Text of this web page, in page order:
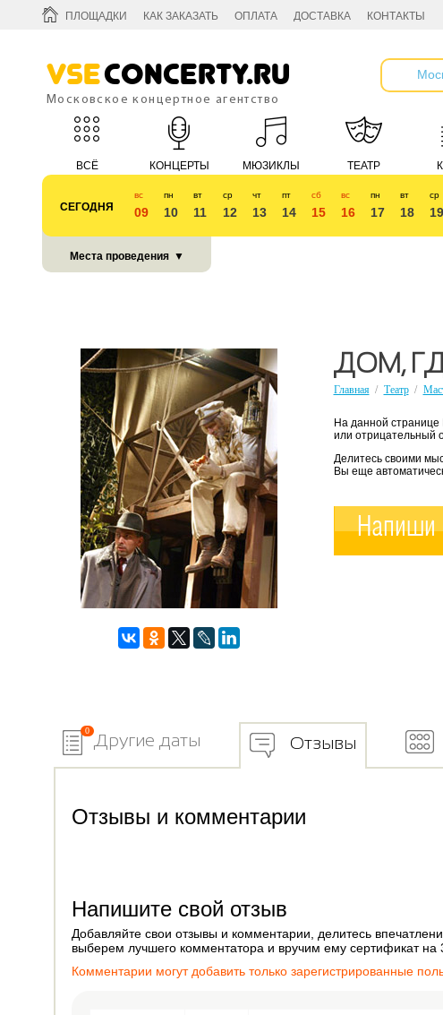
ПЛОЩАДКИ КАК ЗАКАЗАТЬ ОПЛАТА ДОСТАВКА КОНТАКТЫ
VseConcerty.ru
Московское концертное агентство
ВСЁ КОНЦЕРТЫ МЮЗИКЛЫ ТЕАТР
СЕГОДНЯ
вс
09
пн
10
вт
11
ср
12
чт
13
пт
14
сб
15
вс
16
пн
17
вт
18
ср
19
Места проведения ▼
ДОМ,
Главная / Театр /
На данной
или отрицательный
Делитесь своими
Вы еще
Напиши
0 Другие даты Отзывы
Отзывы и комментарии
Напишите свой отзыв
Добавляйте свои отзывы и комментарии, делитесь
выберем лучшего комментатора и вручим ему сертификат
Комментарии могут добавить только зарегистрированные